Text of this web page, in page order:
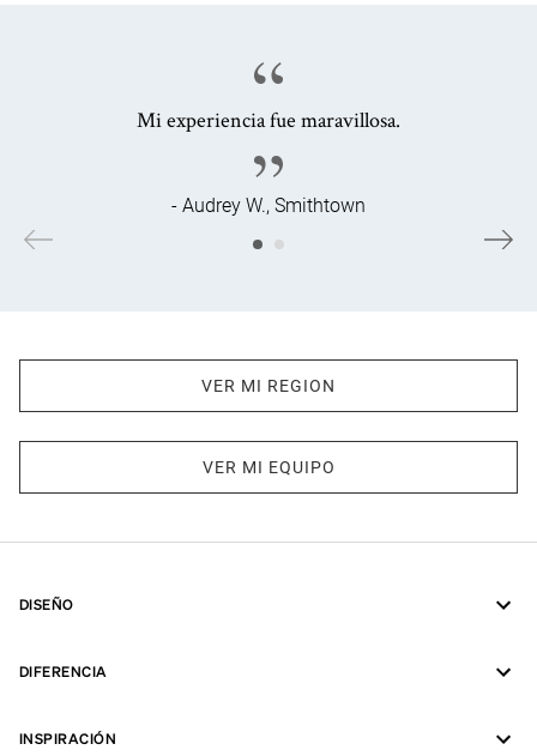
Mi experiencia fue maravillosa.
- Audrey W., Smithtown
VER MI REGION
VER MI EQUIPO
DISEÑO
DIFERENCIA
INSPIRACIÓN